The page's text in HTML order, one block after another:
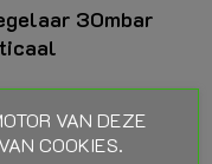
30mbar
VAN DEZE
COOKIES.